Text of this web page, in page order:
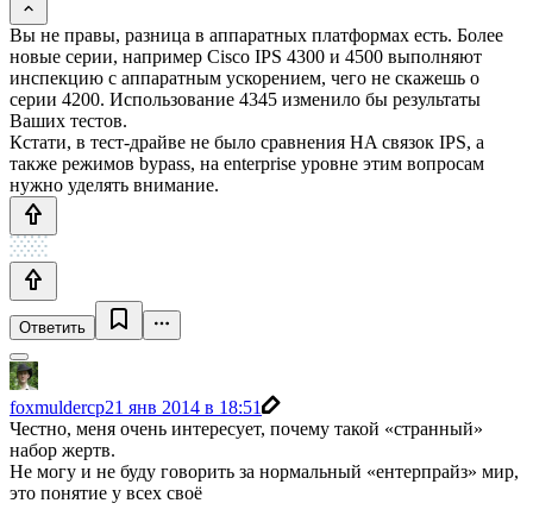
Вы не правы, разница в аппаратных платформах есть. Более
новые серии, например Cisco IPS 4300 и 4500 выполняют
инспекцию с аппаратным ускорением, чего не скажешь о
серии 4200. Использование 4345 изменило бы результаты
Ваших тестов.
Кстати, в тест-драйве не было сравнения HA связок IPS, а
также режимов bypass, на enterprise уровне этим вопросам
нужно уделять внимание.
Ответить
foxmuldercp21 янв 2014 в 18:51
Честно, меня очень интересует, почему такой «странный»
набор жертв.
Не могу и не буду говорить за нормальный «ентерпрайз» мир,
это понятие у всех своё